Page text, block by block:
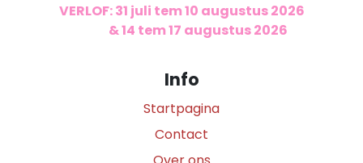
VERLOF: 31 juli tem 10 augustus 2026
& 14 tem 17 augustus 2026
Info
Startpagina
Contact